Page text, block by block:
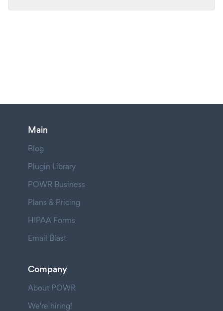
Main
Blog
Plugin Library
POWR Business
Plans & Pricing
HIPAA Forms
Email Blast
Company
About POWR
We're hiring!